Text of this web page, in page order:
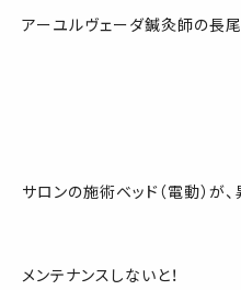
アーユルヴェーダ鍼灸師の長尾
サロンの施術ベッド（電動）が
メンテナンスしないと！